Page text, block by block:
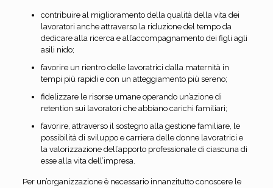
contribuire al miglioramento della qualità della vita dei
lavoratori anche attraverso la riduzione del tempo da
dedicare alla ricerca e all’accompagnamento dei figli agli
asili nido;
favorire un rientro delle lavoratrici dalla maternità in
tempi più rapidi e con un atteggiamento più sereno;
fidelizzare le risorse umane operando un’azione di
retention sui lavoratori che abbiano carichi familiari;
favorire, attraverso il sostegno alla gestione familiare, le
possibilità di sviluppo e carriera delle donne lavoratrici e
la valorizzazione dell’apporto professionale di ciascuna di
esse alla vita dell’impresa.
Per un’organizzazione è necessario innanzitutto conoscere le